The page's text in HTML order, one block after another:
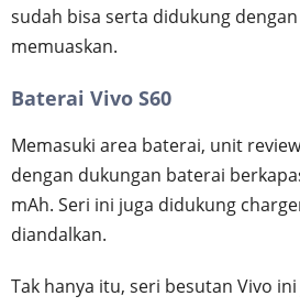
sudah bisa serta didukung
memuaskan.
Baterai Vivo S60
Memasuki area baterai, unit
dengan dukungan baterai
mAh. Seri ini juga didukung
diandalkan.
Tak hanya itu, seri besutan Vivo